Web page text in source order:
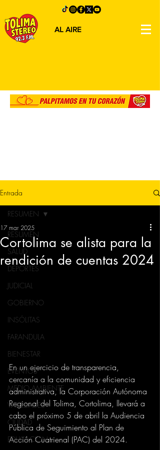
AL AIRE
Entrada
RESUMEN
SALUD
DEPORTES
JUDICIAL
GOBIERNO
INSÓLITAS
FARANDULA
BIENESTAR
EVENTOS
MEDIO AMBIENTE
VARIEDADES
CIUDAD
EDUCACION
RESUMEN
Cortolima se alista para la
rendición de cuentas 2024
17 mar 2025
En un ejercicio de transparencia,
cercanía a la comunidad y eficiencia
administrativa, la Corporación Autónoma
Regional del Tolima, Cortolima, llevará a
cabo el próximo 5 de abril la Audiencia
Pública de Seguimiento al Plan de
Acción Cuatrienal (PAC) del 2024.